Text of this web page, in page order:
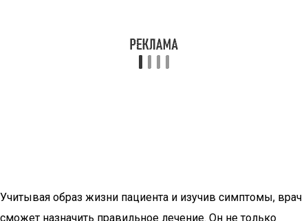
Учитывая образ жизни пациента и изучив симптомы, врач
сможет назначить правильное лечение. Он не только